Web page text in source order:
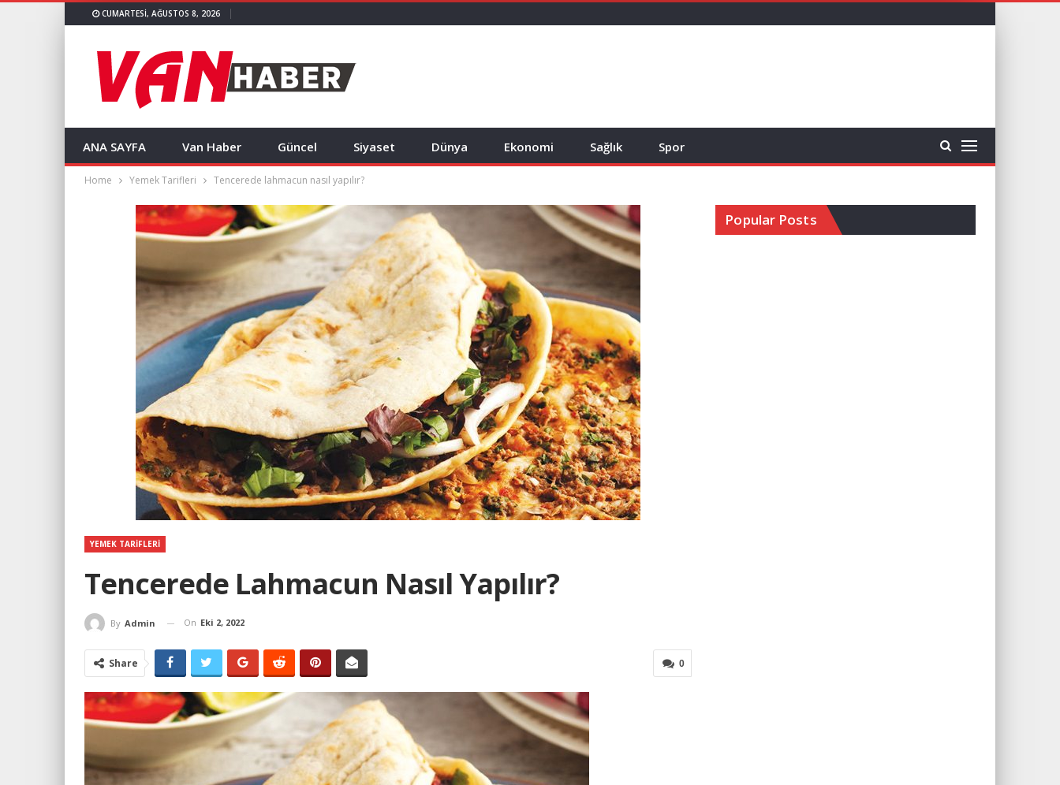
CUMARTESI, AĞUSTOS 8, 2026
ANA SAYFA Van Haber Güncel Siyaset Dünya Ekonomi Sağlık Spor
Home Yemek Tarifleri Tencerede lahmacun nasıl yapılır?
YEMEK TARIFLERI
Tencerede Lahmacun Nasıl Yapılır?
By Admin On Eki 2, 2022
0
Share
Popular Posts